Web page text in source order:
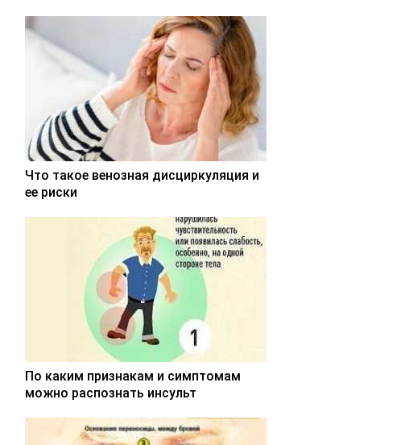
Что такое венозная дисциркуляция и
ее риски
По каким признакам и симптомам
можно распознать инсульт